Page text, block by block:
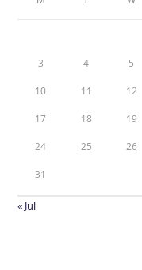
3 4 5
10 11 12
17 18 19
24 25 26
31
« Jul